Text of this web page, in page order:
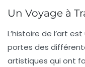
Un Voyage à
L’histoire de l’art est
portes des
artistiques qui ont